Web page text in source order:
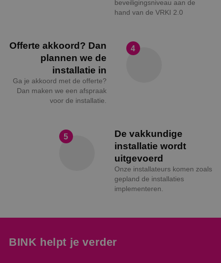
beveiligingsniveau aan de
hand van de VRKI 2.0
4
Offerte akkoord? Dan
plannen we de
installatie in
Ga je akkoord met de offerte?
Dan maken we een afspraak
voor de installatie.
5
De vakkundige
installatie wordt
uitgevoerd
Onze installateurs komen zoals
gepland de installaties
implementeren.
BINK helpt je verder